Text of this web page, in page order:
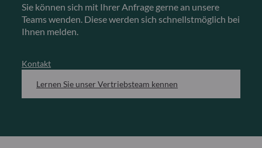
Sie können sich mit Ihrer Anfrage gerne an unsere
Teams wenden. Diese werden sich schnellstmöglich bei
Ihnen melden.
Kontakt
Lernen Sie unser Vertriebsteam kennen